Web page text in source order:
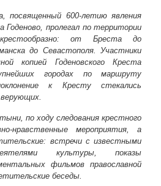
посвященный 600-летию явления
Годеново, пролегал по территории
от Бреста до
до Севастополя. Участники
копией Годеновского Креста
городах по маршруту
к Кресту стекались
верующих.
по ходу следования крестного
нравственные мероприятия, а
встречи с известными
культуры, показы
фильмов православной
беседы.